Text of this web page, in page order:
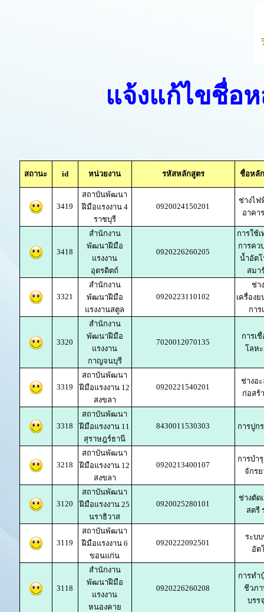
แจ้งแก้ไขชื่อ
สถานะ id หน่วยงาน รหัสหลักสูตร ชื่อหลั
3419
สถาบันพัฒนา
ฝีมือแรงงาน 4
ราชบุรี
0920024150201
ช่างไฟ
อาคา
3418
สำนักงาน
พัฒนาฝีมือ
แรงงาน
อุตรดิตถ์
0920226260205
การใช้
การคว
น้ำอัต
สมา
3321
สำนักงาน
พัฒนาฝีมือ
แรงงานสตูล
0920223110102
ช่า
เครื่องย
การ
3320
สำนักงาน
พัฒนาฝีมือ
แรงงาน
กาญจนบุรี
7020012070135
การเ
โลห
3319
สถาบันพัฒนา
ฝีมือแรงงาน 12
สงขลา
0920221540201
ช่างอ
ก่อสร้
3318
สถาบันพัฒนา
ฝีมือแรงงาน 11
สุราษฎร์ธานี
8430011530303 การปูก
3218
สถาบันพัฒนา
ฝีมือแรงงาน 12
สงขลา
0920213400107
การบำ
จักร
3120
สถาบันพัฒนา
ฝีมือแรงงาน 25
นราธิวาส
0920025280101
ช่างตัด
สตรี
3119
สถาบันพัฒนา
ฝีมือแรงงาน 6
ขอนแก่น
0920222092501
ระบ
อัต
3118
สำนักงาน
พัฒนาฝีมือ
แรงงาน
หนองคาย
0920226260208
การทำ
ชีวภ
บร